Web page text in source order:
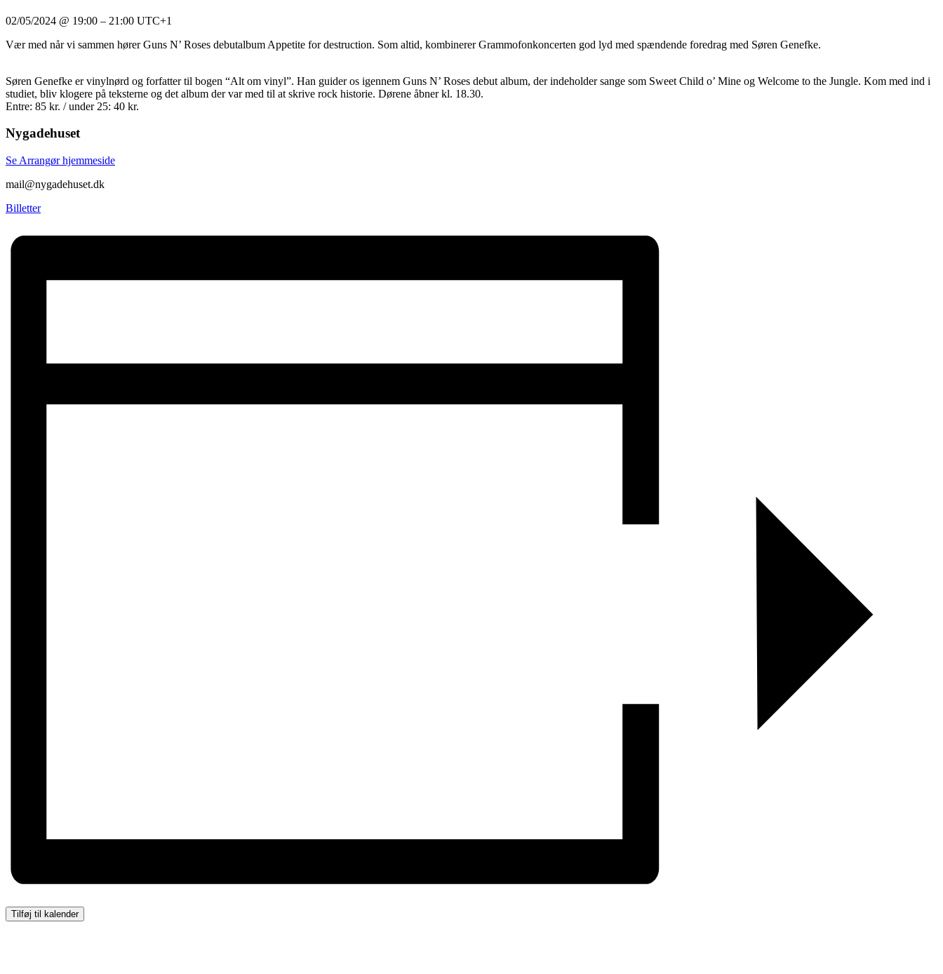
02/05/2024 @ 19:00 – 21:00 UTC+1
Vær med når vi sammen hører Guns N’ Roses debutalbum Appetite for destruction. Som altid, kombinerer Grammofonkoncerten god lyd med spændende foredrag med Søren Genefke.
Søren Genefke er vinylnørd og forfatter til bogen “Alt om vinyl”. Han guider os igennem Guns N’ Roses debut album, der indeholder sange som Sweet Child o’ Mine og Welcome to the Jungle. Kom med ind i
studiet, bliv klogere på teksterne og det album der var med til at skrive rock historie. Dørene åbner kl. 18.30.
Entre: 85 kr. / under 25: 40 kr.
Nygadehuset
Se Arrangør hjemmeside
mail@nygadehuset.dk
Billetter
Tilføj til kalender